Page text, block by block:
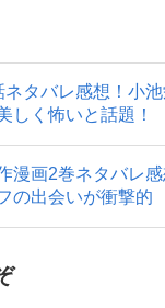
ネタバレ感想！小
しく怖いと話題！
漫画2巻ネタバレ
の出会いが衝撃的